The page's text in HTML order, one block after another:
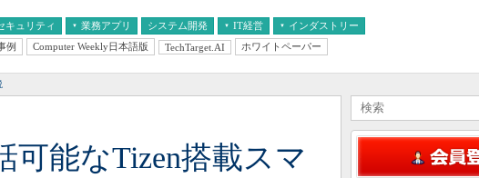
キュリティ 業務アプリ システム開発 IT経営
経営とIT
インダストリー
医療IT
例 Computer Weekly日本語版 TechTarget.AI ホワイトペーパー
可能なTizen搭載スマ